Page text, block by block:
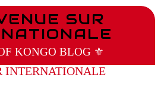
SUR
KONGO BLOG ⚜️